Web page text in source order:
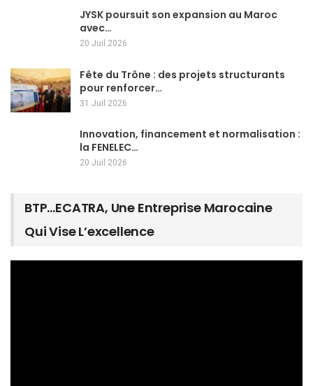
JYSK poursuit son expansion au Maroc
avec…
20 Juil 2026
Fête du Trône : des projets structurants
pour renforcer…
31 Juil 2026
Innovation, financement et normalisation :
la FENELEC…
20 Juil 2026
BTP…ECATRA, Une Entreprise Marocaine
Qui Vise L’excellence